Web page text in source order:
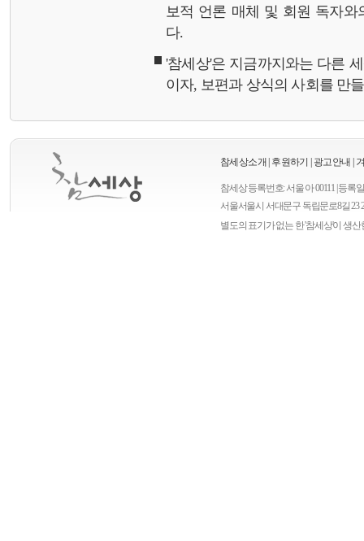
보적 언론 매체 및 회원 독자와
다.
'참세상'은 지금까지와는 다른
이자, 보편과 상식의 사회를 만
참세상소개 후원하기 광고안내
참세상 등록번호: 서울 아 00111 | 등록
서울서울시 서대문구 독립문로8길 23
별도의 표기가 없는 한 '참세상'이 생